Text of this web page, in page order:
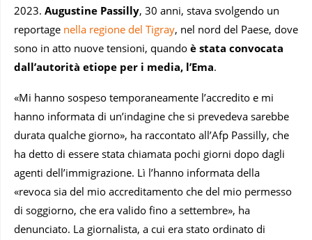
2023. Augustine Passilly, 30 anni, stava svolgendo un
reportage nella regione del Tigray, nel nord del Paese, dove
sono in atto nuove tensioni, quando è stata convocata
dall’autorità etiope per i media, l’Ema.
«Mi hanno sospeso temporaneamente l’accredito e mi
hanno informata di un’indagine che si prevedeva sarebbe
durata qualche giorno», ha raccontato all’Afp Passilly, che
ha detto di essere stata chiamata pochi giorni dopo dagli
agenti dell’immigrazione. Lì l’hanno informata della
«revoca sia del mio accreditamento che del mio permesso
di soggiorno, che era valido fino a settembre», ha
denunciato. La giornalista, a cui era stato ordinato di